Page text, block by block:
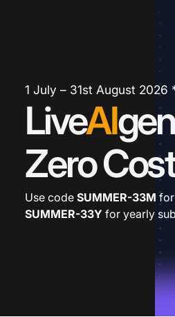
1 July – 31st August 2026
LiveAI
Zero Cost
Use code SUMMER-33M
SUMMER-33Y for yearly